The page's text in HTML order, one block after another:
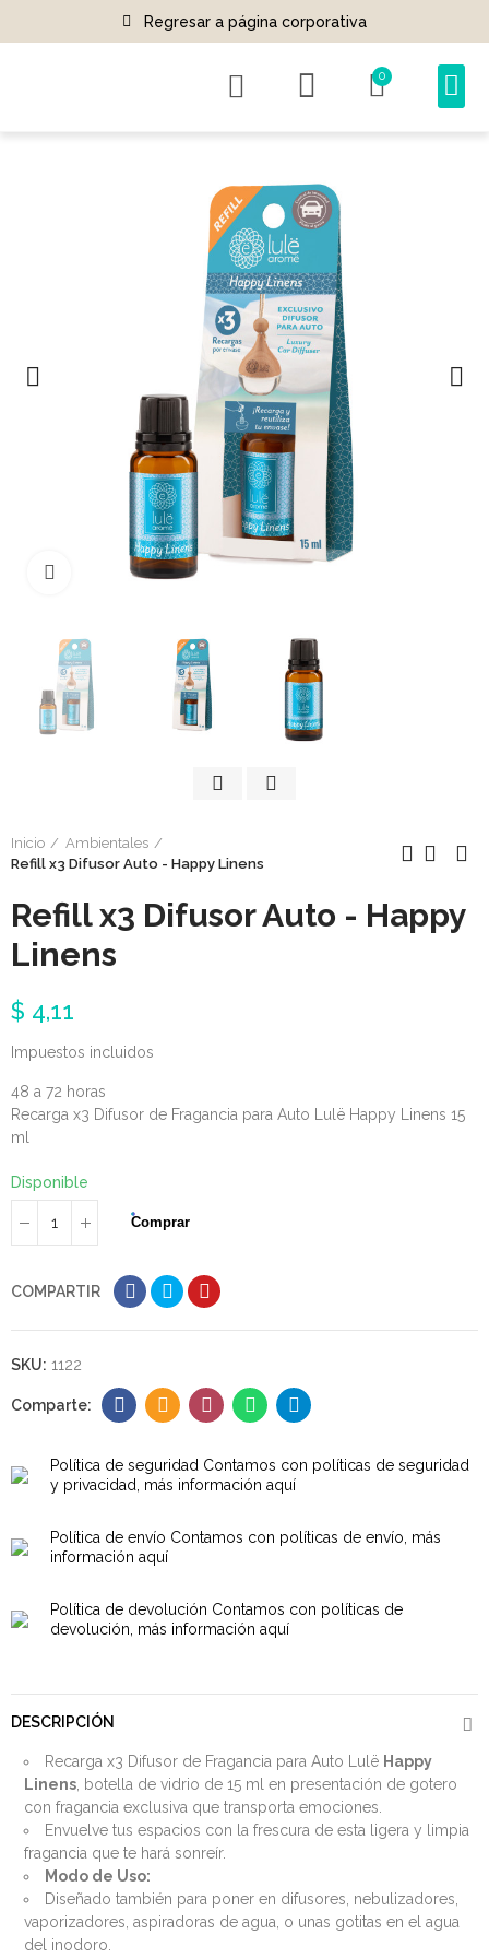
Regresar a página corporativa
0
Click to enlarge
Inicio
Ambientales
Refill x3 Difusor Auto - Happy Linens
Refill x3 Difusor Auto - Happy
Linens
$ 4,11
Impuestos incluidos
48 a 72 horas
Recarga x3 Difusor de Fragancia para Auto Lulë Happy Linens 15
ml
Disponible
Comprar
COMPARTIR
SKU: 1122
Política de seguridad Contamos con políticas de seguridad
y privacidad, más información aquí
Política de envío Contamos con políticas de envío, más
información aquí
Política de devolución Contamos con políticas de
devolución, más información aquí
DESCRIPCIÓN
Recarga x3 Difusor de Fragancia para Auto Lulë Happy
Linens , botella de vidrio de 15 ml en presentación de gotero
con fragancia exclusiva que transporta emociones.
Envuelve tus espacios con la frescura de esta ligera y limpia
fragancia que te hará sonreír.
Modo de Uso:
Diseñado también para poner en difusores, nebulizadores,
vaporizadores, aspiradoras de agua, o unas gotitas en el agua
del inodoro.